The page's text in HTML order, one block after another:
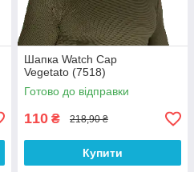
Шапка Watch Cap
Vegetato (7518)
Готово до відправки
110 ₴ 218,90 ₴
Купити